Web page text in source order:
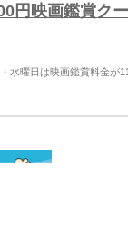
円映画鑑賞ク
水曜日は映画鑑賞料金が